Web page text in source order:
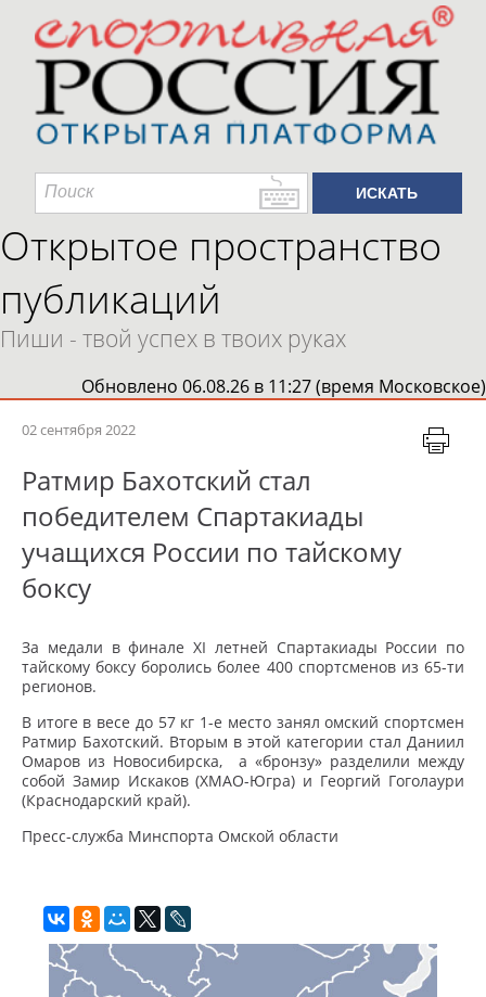
Открытое пространство
публикаций
Пиши - твой успех в твоих руках
Обновлено 06.08.26 в 11:27 (время Московское)
02 сентября 2022
Ратмир Бахотский стал
победителем Спартакиады
учащихся России по тайскому
боксу
За медали в финале XI летней Спартакиады России по
тайскому боксу боролись более 400 спортсменов из 65-ти
регионов.
В итоге в весе до 57 кг 1-е место занял омский спортсмен
Ратмир Бахотский. Вторым в этой категории стал Даниил
Омаров из Новосибирска, а «бронзу» разделили между
собой Замир Искаков (ХМАО-Югра) и Георгий Гоголаури
(Краснодарский край).
Пресс-служба Минспорта Омской области